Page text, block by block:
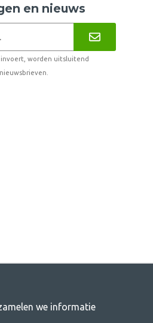
en nieuws
invoert, worden uitsluitend
we informatie